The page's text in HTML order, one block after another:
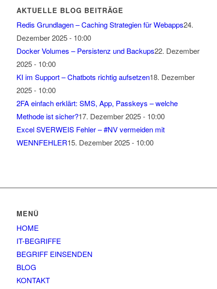
AKTUELLE BLOG BEITRÄGE
Redis Grundlagen – Caching Strategien für Webapps24.
Dezember 2025 - 10:00
Docker Volumes – Persistenz und Backups22. Dezember
2025 - 10:00
KI im Support – Chatbots richtig aufsetzen18. Dezember
2025 - 10:00
2FA einfach erklärt: SMS, App, Passkeys – welche
Methode ist sicher?17. Dezember 2025 - 10:00
Excel SVERWEIS Fehler – #NV vermeiden mit
WENNFEHLER15. Dezember 2025 - 10:00
MENÜ
HOME
IT-BEGRIFFE
BEGRIFF EINSENDEN
BLOG
KONTAKT